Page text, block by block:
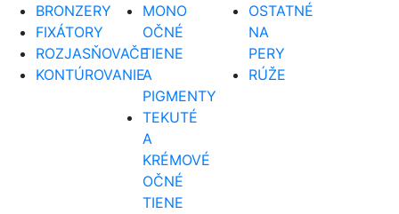
BRONZERY
FIXÁTORY
ROZJASŇOVAČE
KONTÚROVANIE
MONO
OČNÉ
TIENE
A
PIGMENTY
TEKUTÉ
A
KRÉMOVÉ
OČNÉ
TIENE
OSTATNÉ
NA
PERY
RÚŽE